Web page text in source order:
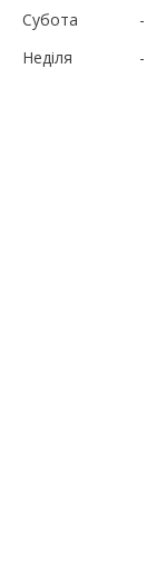
Субота
Неділя